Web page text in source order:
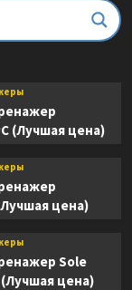
(Лучшая цена)
цена)
Sole
(Лучшая цена)